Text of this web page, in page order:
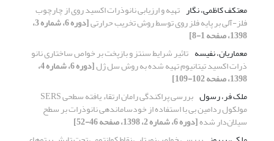
معتکف کاظمی، نگار تهیه و ارزیابی نانوذرات اکسید روی از چارچوب
فلز-آلی بر پایه فلز روی توسط روش تخریب حرارتی [دوره 6، شماره 3،
1398، صفحه 1-8]
معماریان، نفیسه تاثیر شرایط سنتز و بازپخت بر خواص ساختاری نانو
ذرات اکسید تیتانیوم تهیه شده به روش سل ژل [دوره 6، شماره 4،
1398، صفحه 102-109]
ملک فر، رسول
بررسی پراکندگی رامان ارتقاء یافته سطحی SERS
مولکول ردامین بی با استفاده از خودساماندهی نانوذرات بر سطح
سیلان‌دار شده[دوره 6، شماره 2، 1398، صفحه 46-52]